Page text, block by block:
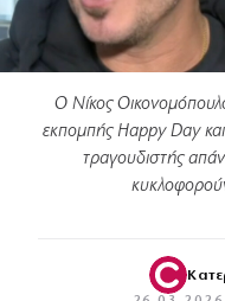
Ο Νίκος
εκπομπής Happy Day
τραγουδιστής